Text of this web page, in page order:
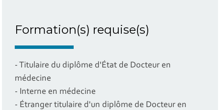
Formation(s) requise(s)
- Titulaire du diplôme d'État de Docteur en
médecine
- Interne en médecine
- Étranger titulaire d'un diplôme de Docteur en